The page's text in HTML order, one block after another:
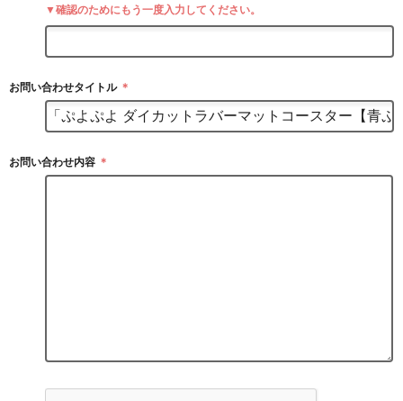
▼確認のためにもう一度入力してください。
お問い合わせタイトル ＊
お問い合わせ内容 ＊